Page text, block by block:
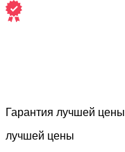
Гарантия лучшей цены
лучшей цены